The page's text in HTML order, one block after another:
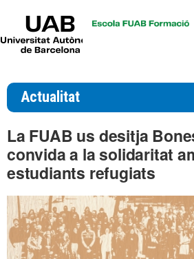
Actualitat
La FUAB us desitja
convida a la solidaritat
estudiants refugiats